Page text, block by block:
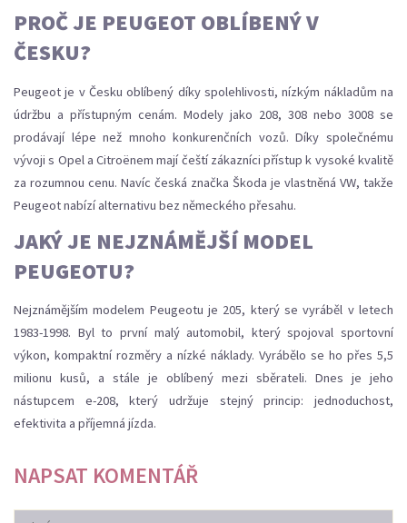
PROČ JE PEUGEOT OBLÍBENÝ V
ČESKU?
Peugeot je v Česku oblíbený díky spolehlivosti, nízkým nákladům na
údržbu a přístupným cenám. Modely jako 208, 308 nebo 3008 se
prodávají lépe než mnoho konkurenčních vozů. Díky společnému
vývoji s Opel a Citroënem mají čeští zákazníci přístup k vysoké kvalitě
za rozumnou cenu. Navíc česká značka Škoda je vlastněná VW, takže
Peugeot nabízí alternativu bez německého přesahu.
JAKÝ JE NEJZNÁMĚJŠÍ MODEL
PEUGEOTU?
Nejznámějším modelem Peugeotu je 205, který se vyráběl v letech
1983-1998. Byl to první malý automobil, který spojoval sportovní
výkon, kompaktní rozměry a nízké náklady. Vyrábělo se ho přes 5,5
milionu kusů, a stále je oblíbený mezi sběrateli. Dnes je jeho
nástupcem e-208, který udržuje stejný princip: jednoduchost,
efektivita a příjemná jízda.
NAPSAT KOMENTÁŘ